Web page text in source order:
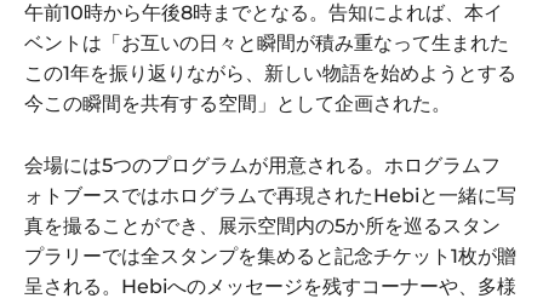
午前10時から午後8時までとなる。告知によれば、本イ
ベントは「お互いの日々と瞬間が積み重なって生まれた
この1年を振り返りながら、新しい物語を始めようとする
今この瞬間を共有する空間」として企画された。
会場には5つのプログラムが用意される。ホログラムフ
ォトブースではホログラムで再現されたHebiと一緒に写
真を撮ることができ、展示空間内の5か所を巡るスタン
プラリーでは全スタンプを集めると記念チケット1枚が贈
呈される。Hebiへのメッセージを残すコーナーや、多様